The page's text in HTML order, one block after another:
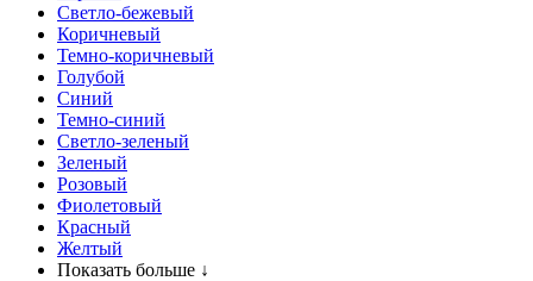
Светло-бежевый
Коричневый
Темно-коричневый
Голубой
Синий
Темно-синий
Светло-зеленый
Зеленый
Розовый
Фиолетовый
Красный
Желтый
Показать больше ↓